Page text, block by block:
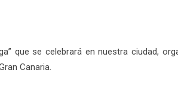
que se celebrará en nuestra ciudad,
Canaria.